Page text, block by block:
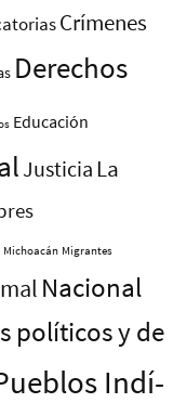
Crímenes
Derechos
Educación
Justicia La
Michoacán Migrantes
Nacional
polí­ticos y de
Indí­